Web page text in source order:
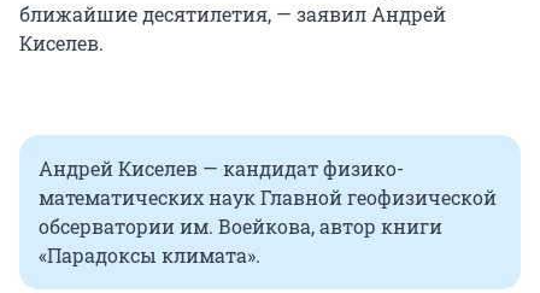
ближайшие десятилетия, — заявил Андрей
Киселев.
Андрей Киселев — кандидат физико-
математических наук Главной геофизической
обсерватории им. Воейкова, автор книги
«Парадоксы климата».